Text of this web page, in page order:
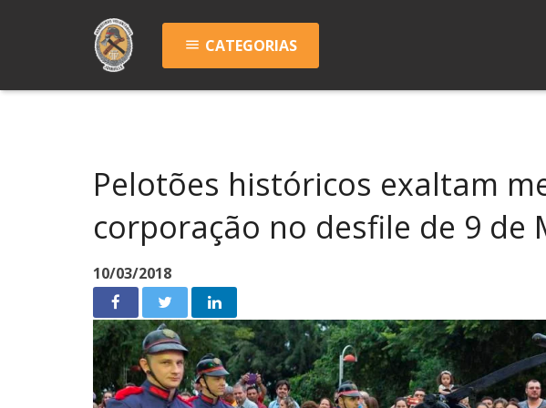
menu CATEGORIAS
Pelotões históricos exaltam
corporação no desfile de 9 de
10/03/2018